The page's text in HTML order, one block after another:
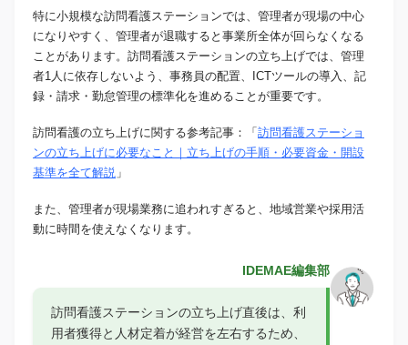
特に小規模な訪問看護ステーションでは、管理者が現場の中心
になりやすく、管理者が退職すると事業所全体が回らなくなる
ことがあります。訪問看護ステーションの立ち上げでは、管理
者1人に依存しないよう、事務員の配置、ICTツールの導入、記
録・請求・勤怠管理の標準化を進めることが重要です。
訪問看護の立ち上げに関する参考記事：「 訪問看護ステーショ
ンの立ち上げに必要なこと｜立ち上げの手順・必要資金・開設
基準を全て解説 」
また、管理者が現場業務に追われすぎると、地域営業や採用活
動に時間を使えなくなります。
IDEMAE編集部
訪問看護ステーションの立ち上げ直後は、利
用者獲得と人材定着が経営を左右するため、